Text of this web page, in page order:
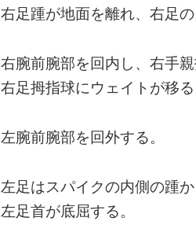
右足踵が地面を離れ、右足
右腕前腕部を回内し、右手
右足拇指球にウェイトが移る
左腕前腕部を回外する。
左足はスパイクの内側の踵か
左足首が底屈する。